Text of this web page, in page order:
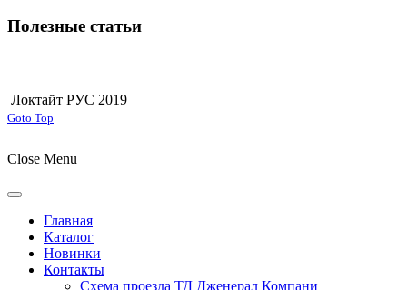
Полезные статьи
Локтайт РУС 2019
Joomla! 3 Templates
Goto Top
Close Menu
Главная
Каталог
Новинки
Контакты
Схема проезда ТД Дженерал Компани